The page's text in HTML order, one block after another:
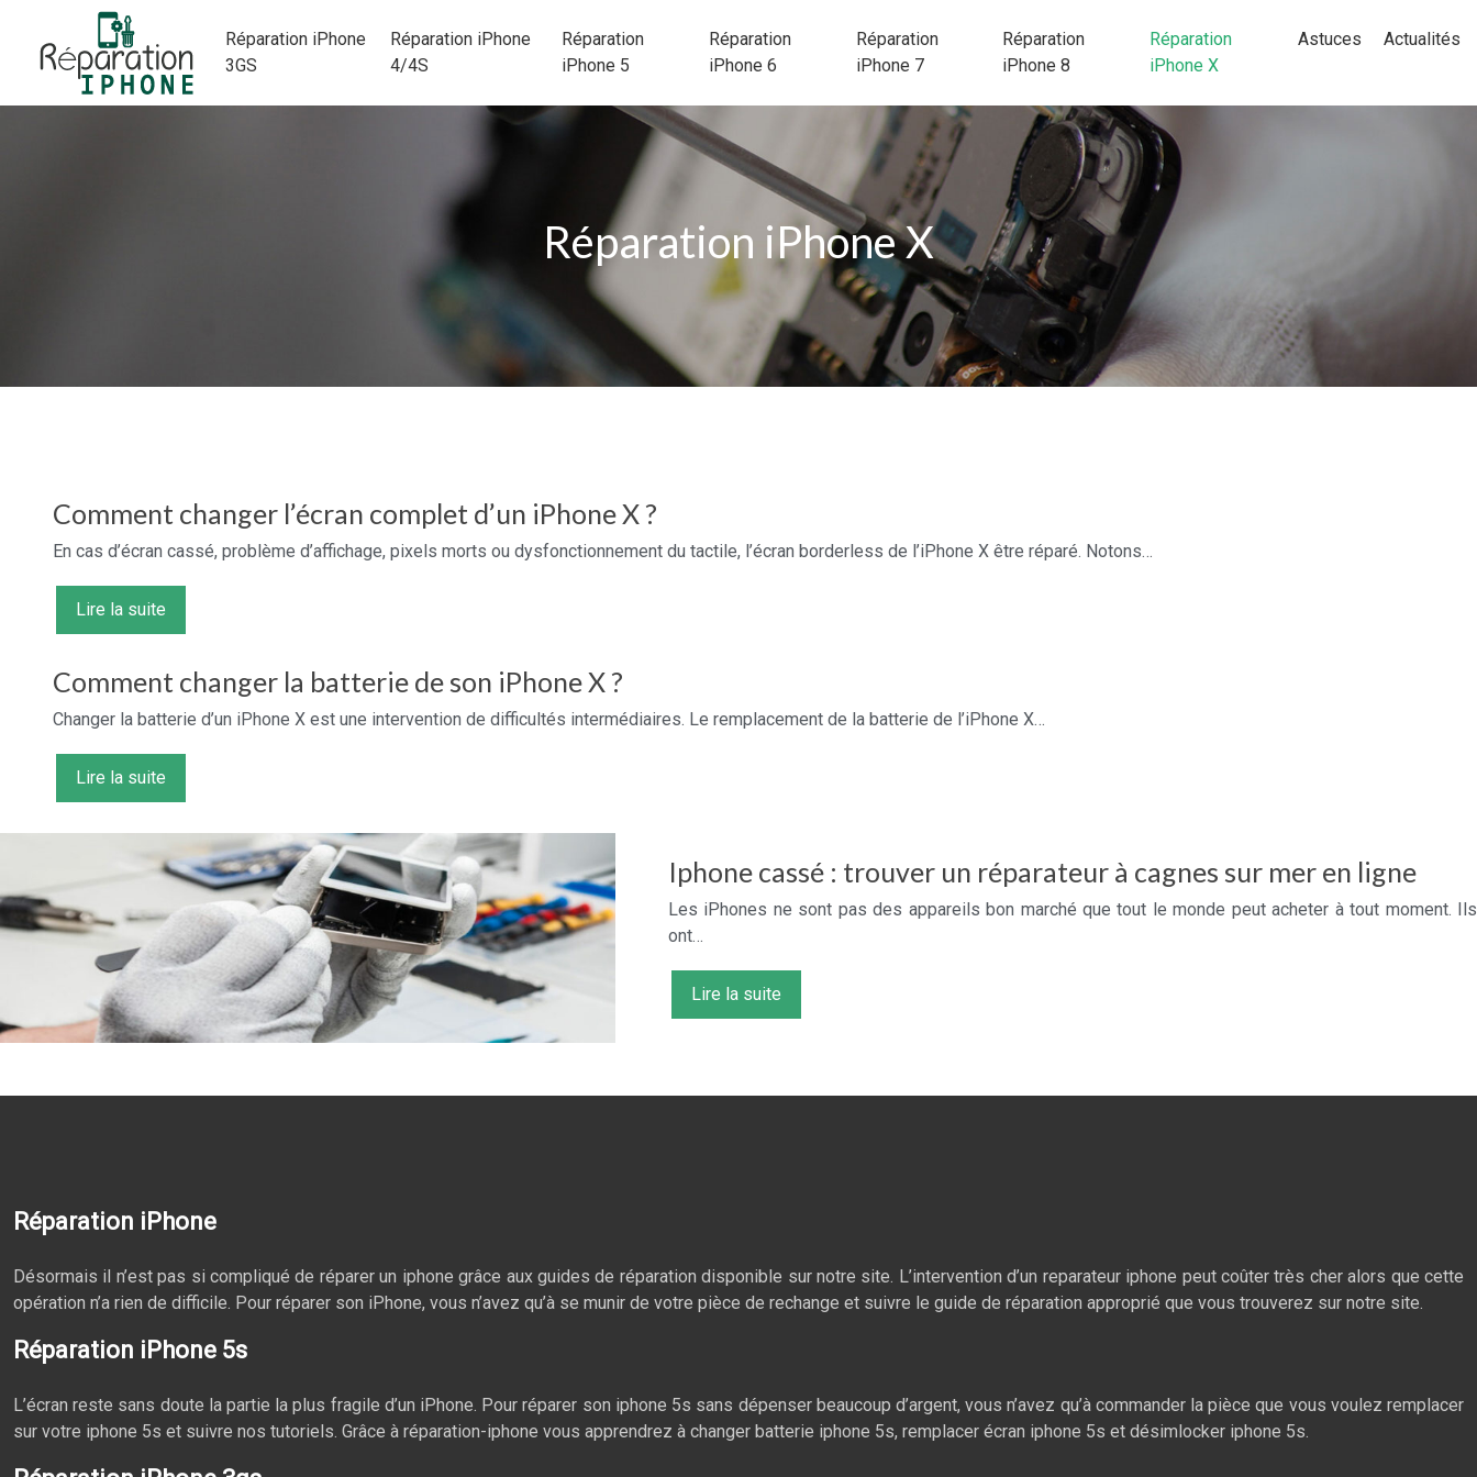
Réparation iPhone
3GS
Réparation iPhone
4/4S
Réparation
iPhone 5
Réparation
iPhone 6
Réparation
iPhone 7
Réparation
iPhone 8
Réparation
iPhone X
Astuces Actualités
Réparation iPhone X
Comment changer l’écran complet d’un iPhone X ?
En cas d’écran cassé, problème d’affichage, pixels morts ou dysfonctionnement du tactile, l’écran borderless de l’iPhone X être réparé. Notons…
Lire la suite
Comment changer la batterie de son iPhone X ?
Changer la batterie d’un iPhone X est une intervention de difficultés intermédiaires. Le remplacement de la batterie de l’iPhone X…
Lire la suite
Iphone cassé : trouver un réparateur à cagnes sur mer en ligne
Les iPhones ne sont pas des appareils bon marché que tout le monde peut acheter à tout moment. Ils
ont…
Lire la suite
Réparation iPhone
Désormais il n’est pas si compliqué de réparer un iphone grâce aux guides de réparation disponible sur notre site. L’intervention d’un reparateur iphone peut coûter très cher alors que cette
opération n’a rien de difficile. Pour réparer son iPhone, vous n’avez qu’à se munir de votre pièce de rechange et suivre le guide de réparation approprié que vous trouverez sur notre site.
Réparation iPhone 5s
L’écran reste sans doute la partie la plus fragile d’un iPhone. Pour réparer son iphone 5s sans dépenser beaucoup d’argent, vous n’avez qu’à commander la pièce que vous voulez remplacer
sur votre iphone 5s et suivre nos tutoriels. Grâce à réparation-iphone vous apprendrez à changer batterie iphone 5s, remplacer écran iphone 5s et désimlocker iphone 5s.